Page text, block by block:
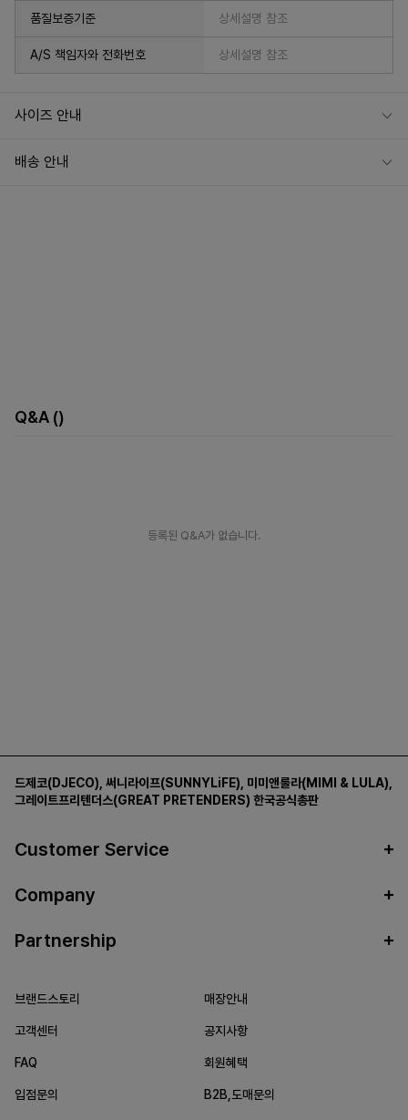
품질보증기준 상세설명 참조
A/S 책임자와 전화번호 상세설명 참조
사이즈 안내
배송 안내
Q&A ()
등록된 Q&A가 없습니다.
드제코(DJECO) 써니라이프(SUNNYLiFE) 미미앤룰라(MIMI & LULA)
그레이트프리텐더스(GREAT PRETENDERS) 한국공식총판
Customer Service
Company
Partnership
브랜드스토리 매장안내
고객센터 공지사항
FAQ 회원혜택
입점문의 B2B,도매문의